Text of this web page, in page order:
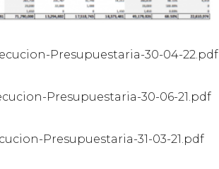
Presupuestaria-30-04-22.pdf
Presupuestaria-30-06-21.pdf
Presupuestaria-31-03-21.pdf